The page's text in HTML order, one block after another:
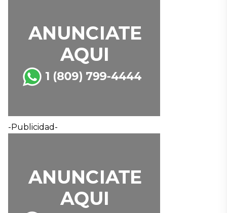
-Publicidad-